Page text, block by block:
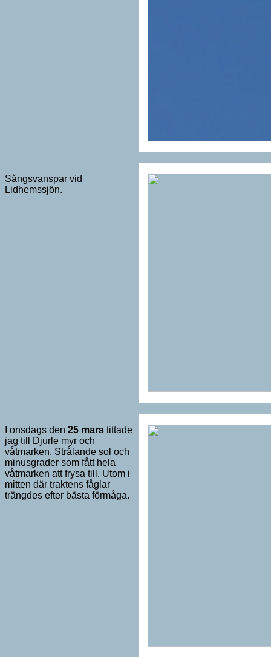
Sångsvanspar vid
Lidhemssjön.
I onsdags den 25 mars tittade
jag till Djurle myr och
våtmarken. Strålande sol och
minusgrader som fått hela
våtmarken att frysa till. Utom i
mitten där traktens fåglar
trängdes efter bästa förmåga.